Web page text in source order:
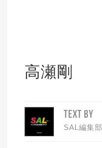
高瀬剛
TEXT BY
SAL編集部